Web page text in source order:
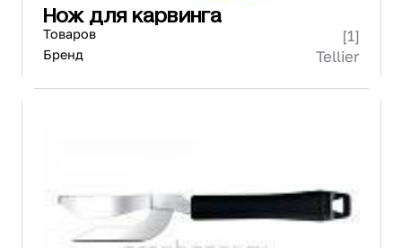
Нож для карвинга
Товаров [1]
Бренд Tellier